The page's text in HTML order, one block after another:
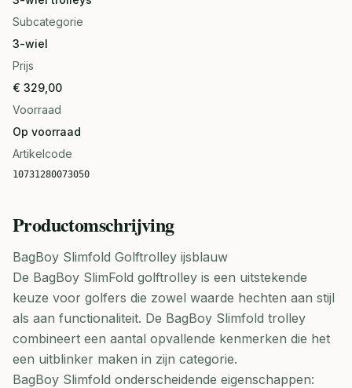
Subcategorie
3-wiel
Prijs
€ 329,00
Voorraad
Op voorraad
Artikelcode
10731280073050
Productomschrijving
BagBoy Slimfold Golftrolley ijsblauw
De BagBoy SlimFold golftrolley is een uitstekende
keuze voor golfers die zowel waarde hechten aan stijl
als aan functionaliteit. De BagBoy Slimfold trolley
combineert een aantal opvallende kenmerken die het
een uitblinker maken in zijn categorie.
BagBoy Slimfold onderscheidende eigenschappen: